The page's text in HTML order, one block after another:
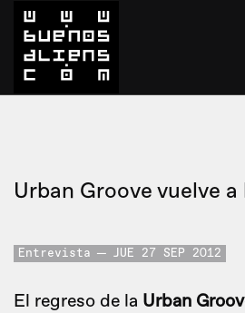
Urban Groove vuelve a
Entrevista JUE 27 SEP 2012
El regreso de la Urban